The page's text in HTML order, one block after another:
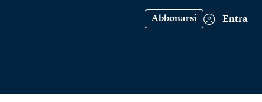
Abbonarsi Entra